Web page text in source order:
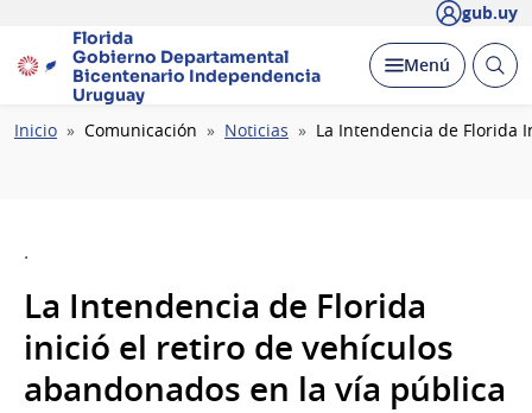
gub.uy
Florida
Gobierno Departamental
Bicentenario Independencia
Uruguay
Desplegar
Menú Abrir
Ruta
Inicio Comunicación Noticias La Intendencia de Florida
.
La Intendencia de Florida
inició el retiro de vehículos
abandonados en la vía pública